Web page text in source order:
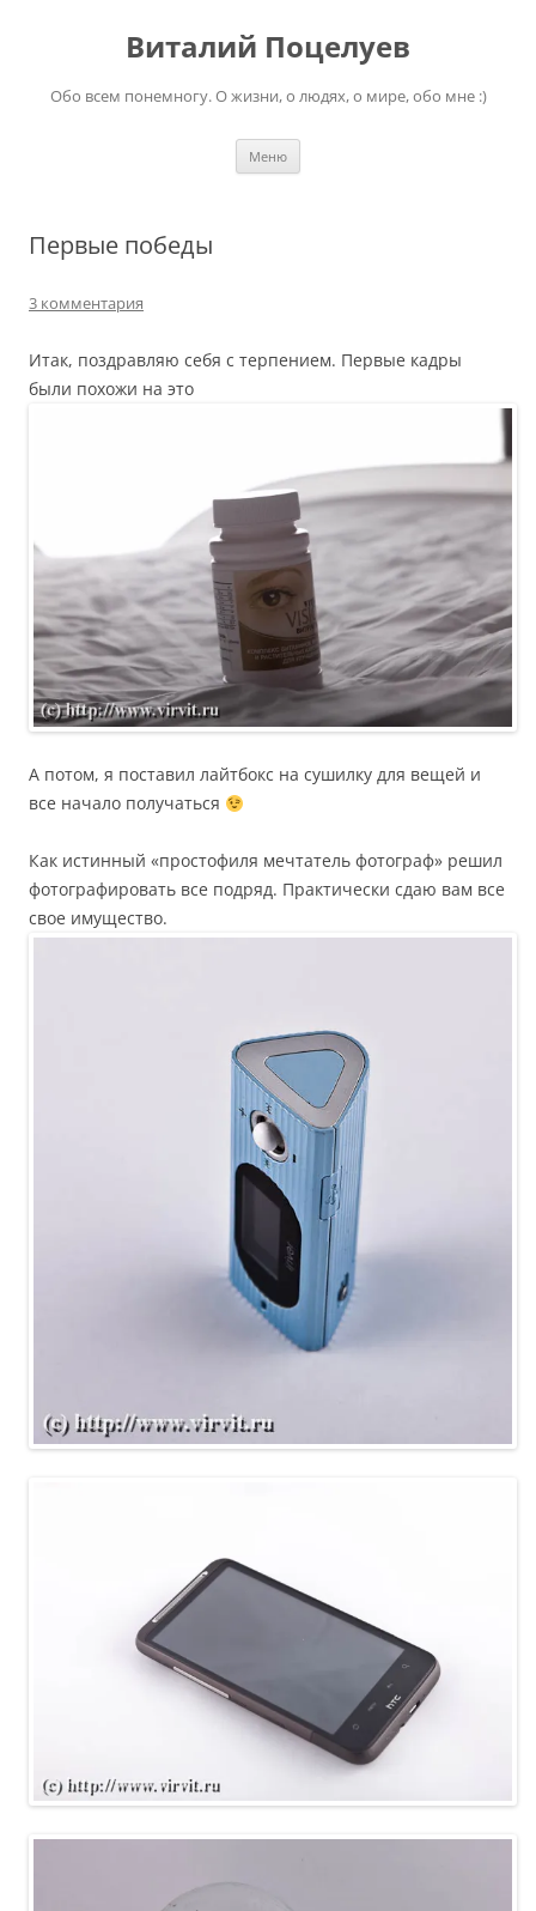
содержимомуВиталий Поцелуев
Обо всем понемногу. О жизни, о людях, о мире, обо мне :)
Меню
Первые победы
3 комментария
Итак, поздравляю себя с терпением. Первые кадры
были похожи на это
А потом, я поставил лайтбокс на сушилку для вещей и
все начало получаться
Как истинный «простофиля мечтатель фотограф» решил
фотографировать все подряд. Практически сдаю вам все
свое имущество.